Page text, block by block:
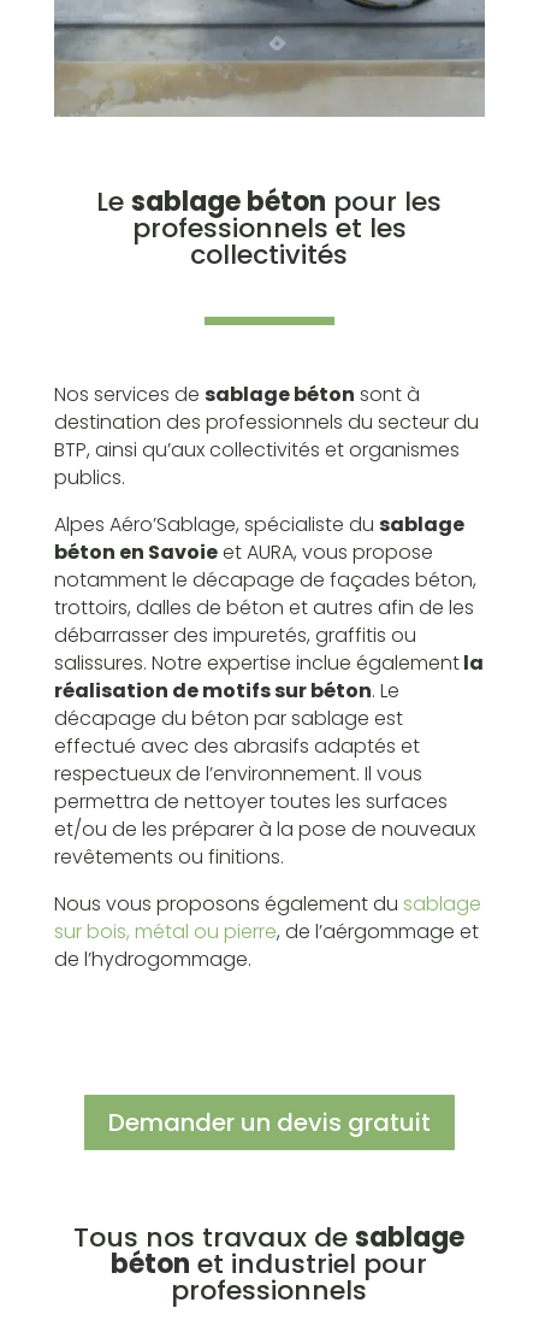
Lesablage béton pour les
professionnels et les
collectivités
Nos services de sablage béton sont à
destination des professionnels du secteur du
BTP, ainsi qu’aux collectivités et organismes
publics.
Alpes Aéro’Sablage, spécialiste du sablage
béton en Savoieet AURA, vous propose
notamment le décapage de façades béton,
trottoirs, dalles de béton et autres afin de les
débarrasser des impuretés, graffitis ou
salissures. Notre expertise inclue égalementla
réalisation de motifs sur béton. Le
décapage du béton par sablage est
effectué avec des abrasifs adaptés et
respectueux de l’environnement. Il vous
permettra de nettoyer toutes les surfaces
et/ou de les préparer à la pose de nouveaux
revêtements ou finitions.
Nous vous proposons également du sablage
sur bois, métal ou pierre, de l’aérgommage et
de l’hydrogommage.
Demander un devis gratuit
Tous nos travaux desablage
béton et industriel pour
professionnels